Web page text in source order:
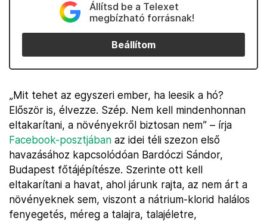
Állítsd be a Telexet
megbízható forrásnak!
Beállítom
„Mit tehet az egyszeri ember, ha leesik a hó?
Először is, élvezze. Szép. Nem kell mindenhonnan
eltakarítani, a növényekről biztosan nem” – írja
Facebook-posztjában az idei téli szezon első
havazásához kapcsolódóan Bardóczi Sándor,
Budapest főtájépítésze. Szerinte ott kell
eltakarítani a havat, ahol járunk rajta, az nem árt a
növényeknek sem, viszont a nátrium-klorid halálos
fenyegetés, méreg a talajra, talajéletre,